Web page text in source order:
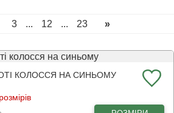
3 ... 12 ... 23 »
КОЛОССЯ НА СИНЬОМУ